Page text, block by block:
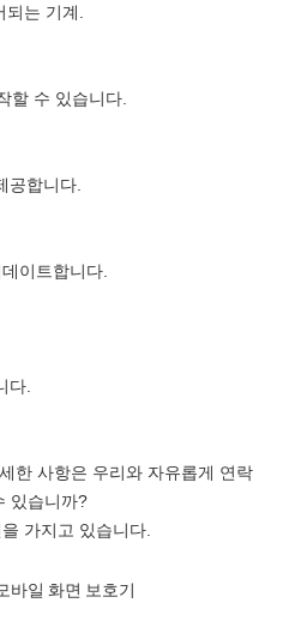
는 기계.
할 수 있습니다.
공합니다.
이트합니다.
다.
한 사항은 우리와 자유롭게 연락
있습니까?
가지고 있습니다.
바일 화면 보호기